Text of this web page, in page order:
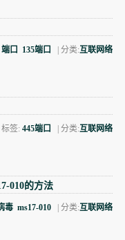
端口 135端口 | 分类:互联网络
标签:445端口 | 分类:互联网络
010的方法
毒 ms17-010 | 分类:互联网络